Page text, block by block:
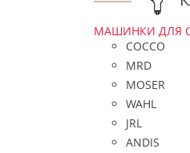
МАШИНКИ ДЛЯ
COCCO
MRD
MOSER
WAHL
JRL
ANDIS